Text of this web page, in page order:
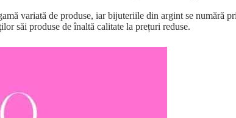
variată de produse, iar bijuteriile din argint se numără
săi produse de înaltă calitate la prețuri reduse.